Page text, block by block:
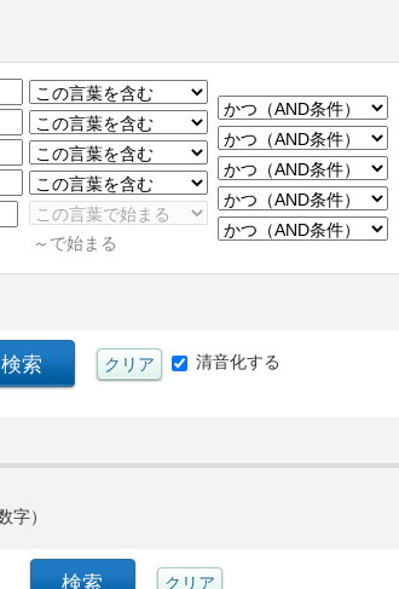
～で始まる
清音化する
字）